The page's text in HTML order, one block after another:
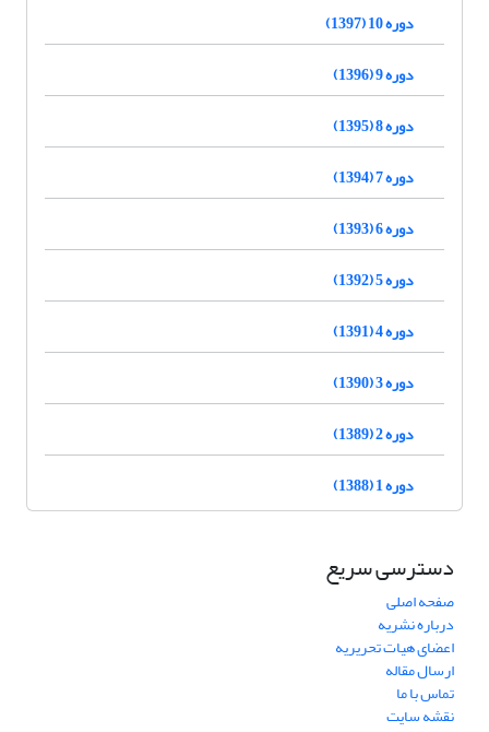
دوره 10 (1397)
دوره 9 (1396)
دوره 8 (1395)
دوره 7 (1394)
دوره 6 (1393)
دوره 5 (1392)
دوره 4 (1391)
دوره 3 (1390)
دوره 2 (1389)
دوره 1 (1388)
دسترسی سریع
صفحه اصلی
درباره نشریه
اعضای هیات تحریریه
ارسال مقاله
تماس با ما
نقشه سایت